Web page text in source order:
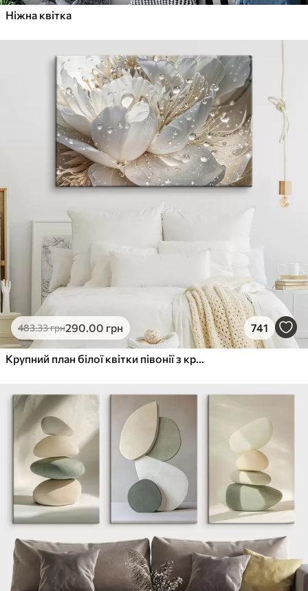
Ніжна квітка
483.33грн290.00 грн 741
Крупний план білої квітки півонії з крапельками води на пелюстках на розмитому фоні